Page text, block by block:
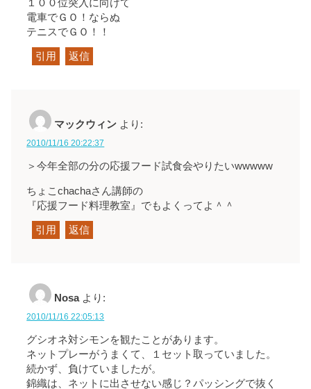
１００位突入に向けて
電車でＧＯ！ならぬ
テニスでＧＯ！！
引用 返信
マックウィン より:
2010/11/16 20:22:37
＞今年全部の分の応援フード試食会やりたいwwwww
ちょこchachaさん講師の
『応援フード料理教室』でもよくってよ＾＾
引用 返信
Nosa より:
2010/11/16 22:05:13
グシオネ対シモンを観たことがあります。
ネットプレーがうまくて、１セット取っていました。
続かず、負けていましたが。
錦織は、ネットに出させない感じ？パッシングで抜く